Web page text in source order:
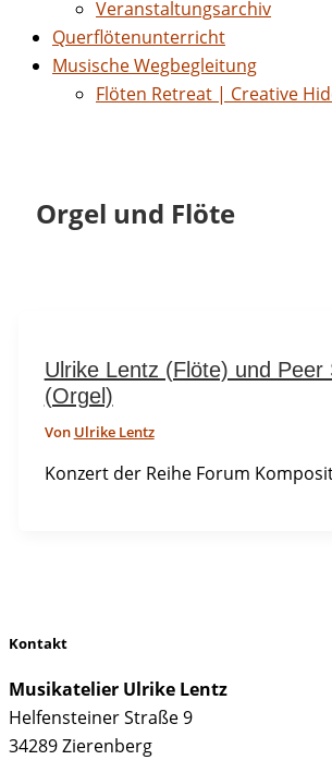
Veranstaltungsarchiv
Querflötenunterricht
Musische Wegbegleitung
Flöten Retreat | Creative
Orgel und Flöte
Ulrike Lentz (Flöte) und Peer
(Orgel)
Von Ulrike Lentz
Konzert der Reihe Forum
Kontakt
Musikatelier Ulrike Lentz
Helfensteiner Straße 9
34289 Zierenberg